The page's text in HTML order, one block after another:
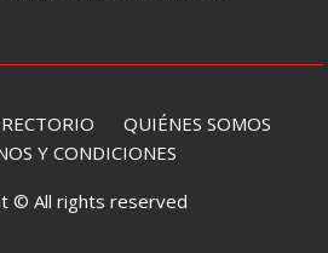
QUIÉNES SOMOS
Y CONDICIONES
© All rights reserved